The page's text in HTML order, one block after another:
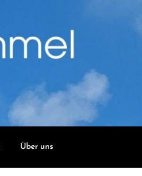
Über uns